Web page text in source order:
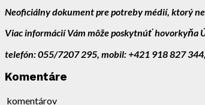
Neoficiálny dokument pre potreby médií, ktorý
Viac informácií Vám môže poskytnúťhovorkyňa
telefón: 055/7207 295, mobil: +421 918 827
Komentáre
komentárov